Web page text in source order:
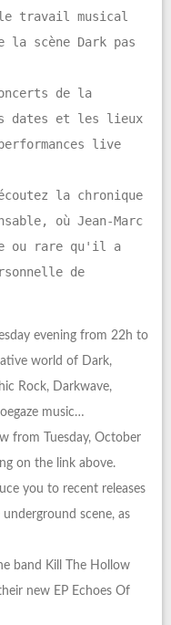
le travail musical
la scène Dark pas
de la
dates et les lieux
live
la chronique
où Jean-Marc
ou rare qu'il a
de
evening from 22h to
world of Dark,
Rock, Darkwave,
music…
from Tuesday, October
on the link above.
you to recent releases
scene, as
band Kill The Hollow
new EP Echoes Of